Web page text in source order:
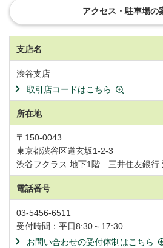
アクセス・駐車場の
支店名
渋谷支店
取引店コードはこちら
所在地
〒150-0043
東京都渋谷区道玄坂1-2-3
渋谷フクラス 地下1階 三井住友銀行
電話番号
03-5456-6511
受付時間：平日8:30～17:30
お問い合わせの受付体制はこちら